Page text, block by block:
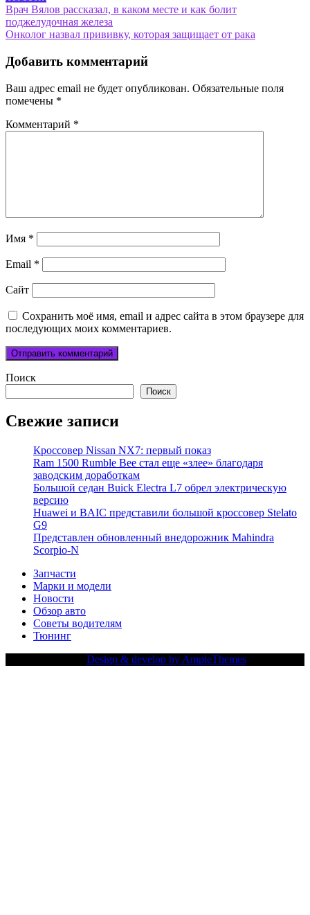
Навигация
по
Врач Вялов рассказал, в каком месте и как болит
поджелудочная железа
Онколог назвал прививку, которая защищает от рака
Добавить комментарий
Ваш адрес email не будет опубликован. Обязательные поля
помечены *
Комментарий *
Имя *
Email *
Сайт
Сохранить моё имя, email и адрес сайта в этом браузере для
последующих моих комментариев.
Поиск
Поиск
Свежие записи
Кроссовер Nissan NX7: первый показ
Ram 1500 Rumble Bee стал еще «злее» благодаря
заводским доработкам
Большой седан Buick Electra L7 обрел электрическую
версию
Huawei и BAIC представили большой кроссовер Stelato
G9
Представлен обновленный внедорожник Mahindra
Scorpio-N
Запчасти
Марки и модели
Новости
Обзор авто
Советы водителям
Тюнинг
Design & develop by AmpleThemes